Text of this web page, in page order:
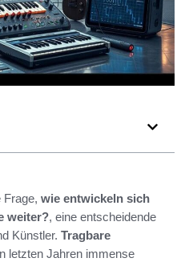
Frage, wie entwickeln sich
weiter?, eine entscheidende
Künstler. Tragbare
letzten Jahren immense